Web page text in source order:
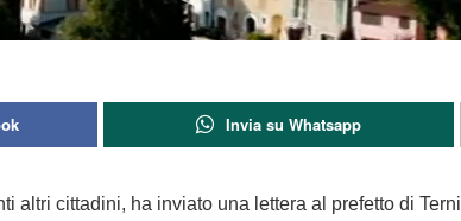
Invia su Whatsapp
altri cittadini, ha inviato una lettera al prefetto di Terni